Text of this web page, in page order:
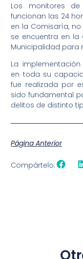
Los monitores
funcionan las 24
en la Comisaría,
se encuentra en la
Municipalidad para
La
en toda su
fue realizada por
sido fundamental
delitos de distinto
Página Anterior
Compártelo: